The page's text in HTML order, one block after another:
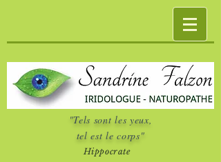
"Tels sont les yeux,
tel est le corps"
Hippocrate